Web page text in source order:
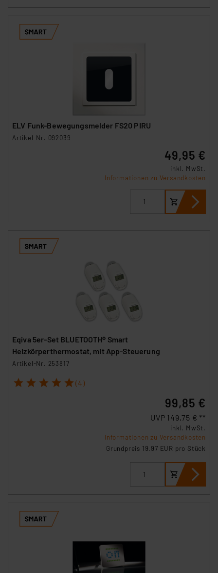
ELV Funk-Bewegungsmelder FS20 PIRU
Artikel-Nr. 092039
49,95 €
inkl. MwSt.
Informationen zu Versandkosten
Eqiva 5er-Set BLUETOOTH® Smart
Heizkörperthermostat, mit App-Steuerung
Artikel-Nr. 253817
1 2 3 4 5 (4)
99,85 €
UVP 149,75 € **
inkl. MwSt.
Informationen zu Versandkosten
Grundpreis 19.97 EUR pro Stück